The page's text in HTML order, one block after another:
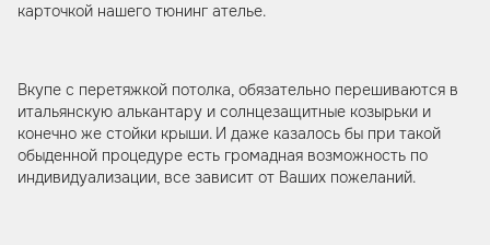
карточкой нашего тюнинг ателье.
Вкупе с перетяжкой потолка, обязательно перешиваются в
итальянскую алькантару и солнцезащитные козырьки и
конечно же стойки крыши. И даже казалось бы при такой
обыденной процедуре есть громадная возможность по
индивидуализации, все зависит от Ваших пожеланий.